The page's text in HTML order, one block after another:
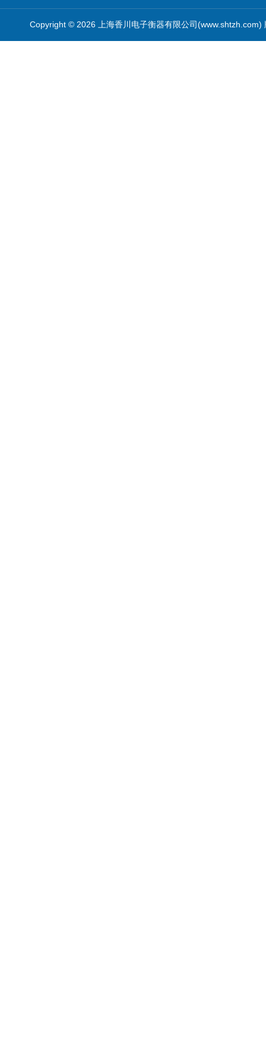
Copyright © 2026 上海香川电子衡器有限公司(www.shtzh.com)